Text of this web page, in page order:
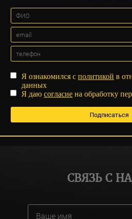
Я ознакомился сполитикой в
данных
Я даюсогласие на обработку
СВЯЗЬ С